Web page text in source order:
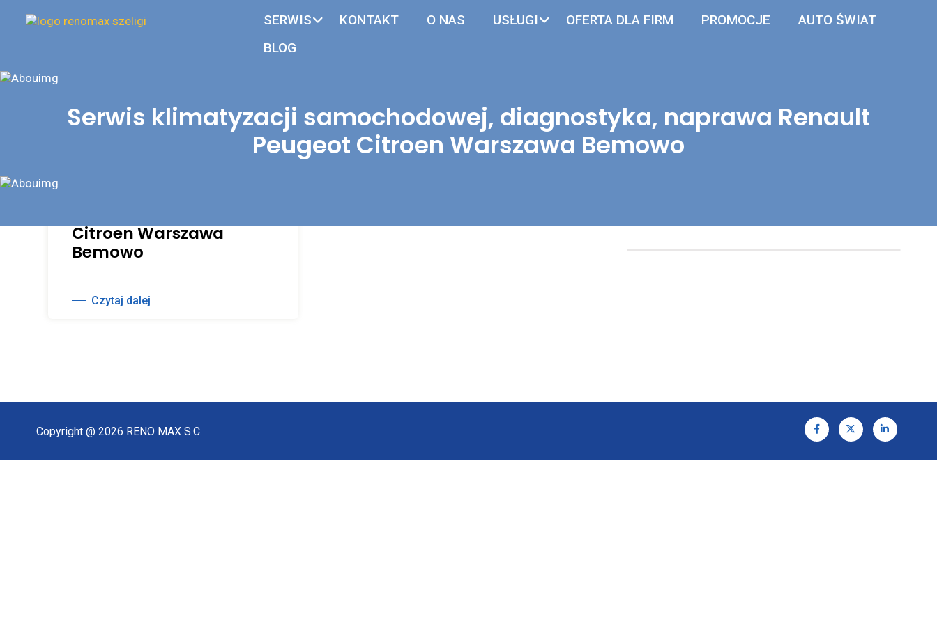
SERWIS KONTAKT O NAS USŁUGI OFERTA DLA FIRM PROMOCJE
AUTO ŚWIAT
BLOG
Serwis klimatyzacji samochodowej, diagnostyka, naprawa Renault
Peugeot Citroen Warszawa Bemowo
Citroen Warszawa
Bemowo
Czytaj dalej
Copyright @ 2026 RENO MAX S.C.